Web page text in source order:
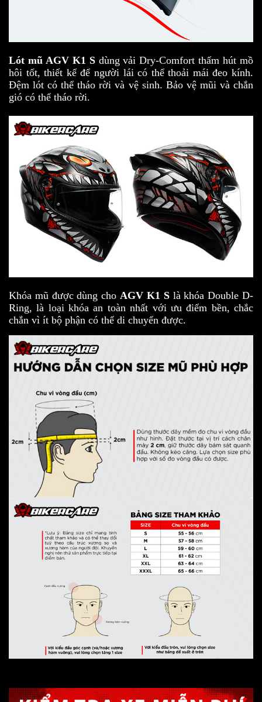
Lót mũ AGV K1 Sdùng vải Dry-Comfort thấm hút mồ
hôi tốt, thiết kế để người lái có thể thoải mái đeo kính.
Đệm lót có thể tháo rời và vệ sinh. Bảo vệ mũi và chắn
gió có thể tháo rời.
Khóa mũ được dùng choAGV K1 Slà khóa Double D-
Ring, là loại khóa an toàn nhất với ưu điểm bền, chắc
chắn vì ít bộ phận có thể di chuyển được.